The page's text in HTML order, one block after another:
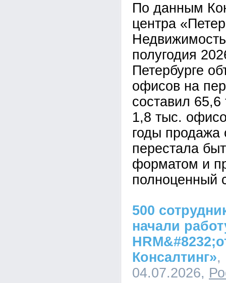
По данным
центра
полугодия
Петербурге
офисов на
составил
1,8 тыс.
годы продажа
перестала
форматом и
полноценный
500
начали
Консалтинг»,
04.07.2026,